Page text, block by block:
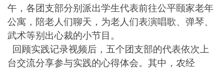
午，各团支部分别派出学生代表前往公平颐家老年
公寓，陪老人们聊天，为老人们表演唱歌、弹琴、
武术等别出心裁的小节目。
回顾实践记录视频后，五个团支部的代表依次上
台交流分享参与实践的心得体会。其中，农经